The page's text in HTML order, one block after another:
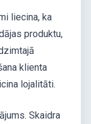
liecina, ka
produktu,
klienta
lojalitāti.
Skaidra